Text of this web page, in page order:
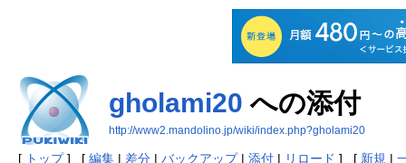
gholami20 への添付
http://www2.mandolino.jp/wiki/index.php?gholami20
[ トップ] [ 編集| 差分| バックアップ| 添付| リロード ] [ 新規 |